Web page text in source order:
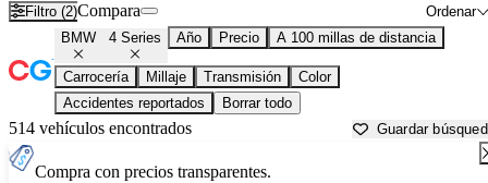
Filtro (2) Ordenar
Compara
BMW 4 Series Año Precio A 100 millas de distancia
Carrocería Millaje Transmisión
Color
Accidentes reportados
Borrar todo
514 vehículos encontrados Guardar
Compra con precios transparentes.